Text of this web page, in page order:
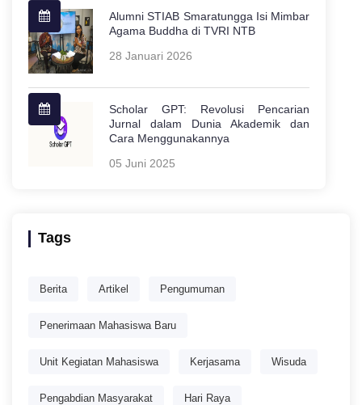
Alumni STIAB Smaratungga Isi Mimbar
Agama Buddha di TVRI NTB
28 Januari 2026
Scholar GPT: Revolusi Pencarian
Jurnal dalam Dunia Akademik dan
Cara Menggunakannya
05 Juni 2025
Tags
Berita Artikel Pengumuman
Penerimaan Mahasiswa Baru
Unit Kegiatan Mahasiswa Kerjasama Wisuda
Pengabdian Masyarakat Hari Raya